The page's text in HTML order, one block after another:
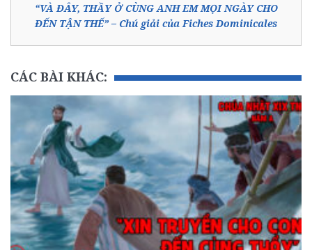
“VÀ ĐÂY, THẦY Ở CÙNG ANH EM MỌI NGÀY CHO
ĐẾN TẬN THẾ” – Chú giải của Fiches Dominicales
CÁC BÀI KHÁC: